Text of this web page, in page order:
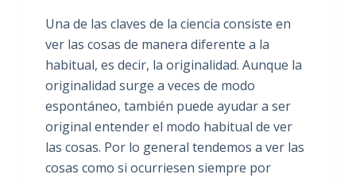
Una de las claves de la ciencia consiste en
ver las cosas de manera diferente a la
habitual, es decir, la originalidad. Aunque la
originalidad surge a veces de modo
espontáneo, también puede ayudar a ser
original entender el modo habitual de ver
las cosas. Por lo general tendemos a ver las
cosas como si ocurriesen siempre por